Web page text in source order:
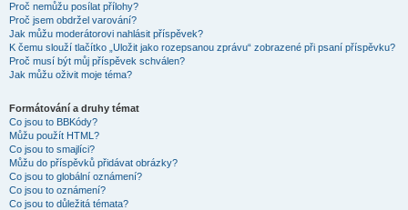
Proč nemůžu posílat přílohy?
Proč jsem obdržel varování?
Jak můžu moderátorovi nahlásit příspěvek?
K čemu slouží tlačítko „Uložit jako rozepsanou zprávu“ zobrazené při psaní příspěvku?
Proč musí být můj příspěvek schválen?
Jak můžu oživit moje téma?
Formátování a druhy témat
Co jsou to BBKódy?
Můžu použít HTML?
Co jsou to smajlíci?
Můžu do příspěvků přidávat obrázky?
Co jsou to globální oznámení?
Co jsou to oznámení?
Co jsou to důležitá témata?